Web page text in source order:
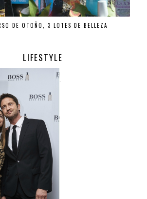
DE OTOÑO, 3 LOTES DE BELLEZA
LIFESTYLE